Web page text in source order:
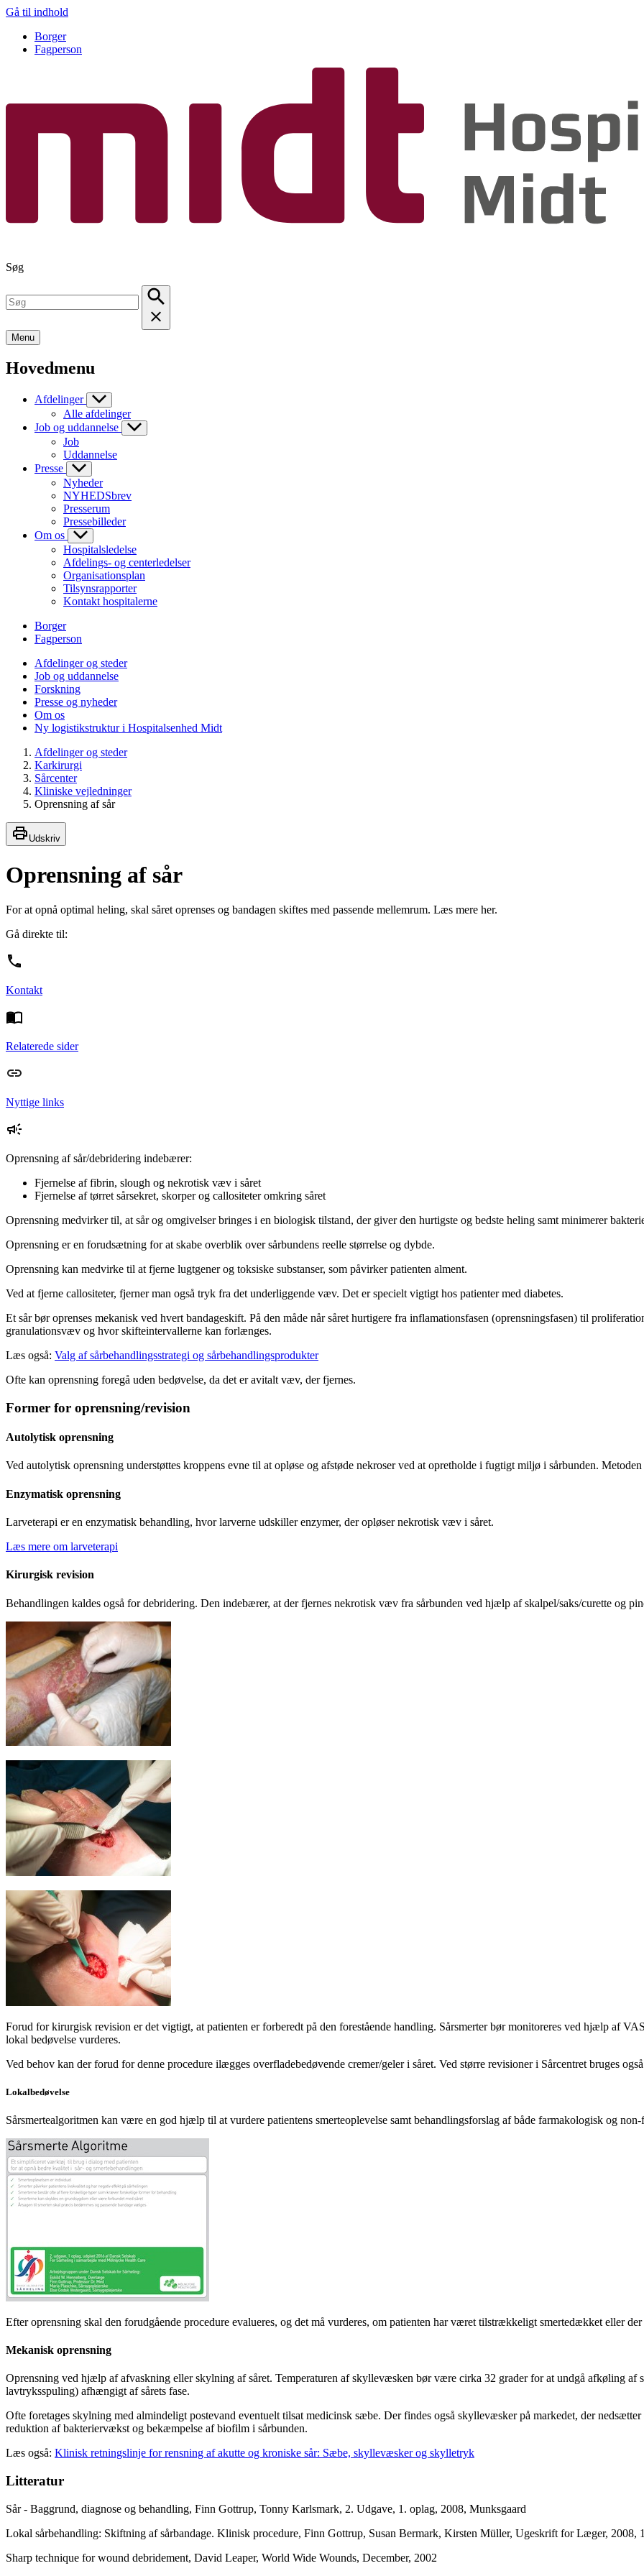
Gå til indhold
Borger
Fagperson
Søg
Menu
Hovedmenu
Afdelinger
Alle afdelinger
Job og uddannelse
Job
Uddannelse
Presse
Nyheder
NYHEDSbrev
Presserum
Pressebilleder
Om os
Hospitalsledelse
Afdelings- og centerledelser
Organisationsplan
Tilsynsrapporter
Kontakt hospitalerne
Borger
Fagperson
Afdelinger og steder
Job og uddannelse
Forskning
Presse og nyheder
Om os
Ny logistikstruktur i Hospitalsenhed Midt
Afdelinger og steder
Karkirurgi
Sårcenter
Kliniske vejledninger
Oprensning af sår
Udskriv
Oprensning af sår
For at opnå optimal heling, skal såret oprenses og bandagen skiftes med passende mellemrum. Læs mere her.
Gå direkte til:
Kontakt
Relaterede sider
Nyttige links
Oprensning af sår/debridering indebærer:
Fjernelse af fibrin, slough og nekrotisk væv i såret
Fjernelse af tørret sårsekret, skorper og callositeter omkring såret
Oprensning medvirker til, at sår og omgivelser bringes i en biologisk tilstand, der giver den hurtigste og bedste heling samt minimerer
Oprensning er en forudsætning for at skabe overblik over sårbundens reelle størrelse og dybde.
Oprensning kan medvirke til at fjerne lugtgener og toksiske substanser, som påvirker patienten alment.
Ved at fjerne callositeter, fjerner man også tryk fra det underliggende væv. Det er specielt vigtigt hos patienter med diabetes.
Et sår bør oprenses mekanisk ved hvert bandageskift. På den måde når såret hurtigere fra inflamationsfasen (oprensningsfasen) til
granulationsvæv og hvor skifteintervallerne kan forlænges.
Læs også: Valg af sårbehandlingsstrategi og sårbehandlingsprodukter
Ofte kan oprensning foregå uden bedøvelse, da det er avitalt væv, der fjernes.
Former for oprensning/revision
Autolytisk oprensning
Ved autolytisk oprensning understøttes kroppens evne til at opløse og afstøde nekroser ved at opretholde i fugtigt miljø i sårbunden.
Enzymatisk oprensning
Larveterapi er en enzymatisk behandling, hvor larverne udskiller enzymer, der opløser nekrotisk væv i såret.
Læs mere om larveterapi
Kirurgisk revision
Behandlingen kaldes også for debridering. Den indebærer, at der fjernes nekrotisk væv fra sårbunden ved hjælp af skalpel/saks/curette og
Forud for kirurgisk revision er det vigtigt, at patienten er forberedt på den forestående handling. Sårsmerter bør monitoreres ved hjælp af
lokal bedøvelse vurderes.
Ved behov kan der forud for denne procedure ilægges overfladebedøvende cremer/geler i såret. Ved større revisioner i Sårcentret bruges
Lokalbedøvelse
Sårsmertealgoritmen kan være en god hjælp til at vurdere patientens smerteoplevelse samt behandlingsforslag af både farmakologisk og
Efter oprensning skal den forudgående procedure evalueres, og det må vurderes, om patienten har været tilstrækkeligt smertedækket eller
Mekanisk oprensning
Oprensning ved hjælp af afvaskning eller skylning af såret. Temperaturen af skyllevæsken bør være cirka 32 grader for at undgå afkøling
lavtryksspuling) afhængigt af sårets fase.
Ofte foretages skylning med almindeligt postevand eventuelt tilsat medicinsk sæbe. Der findes også skyllevæsker på markedet, der
reduktion af bakteriervækst og bekæmpelse af biofilm i sårbunden.
Læs også: Klinisk retningslinje for rensning af akutte og kroniske sår: Sæbe, skyllevæsker og skylletryk
Litteratur
Sår - Baggrund, diagnose og behandling, Finn Gottrup, Tonny Karlsmark, 2. Udgave, 1. oplag, 2008, Munksgaard
Lokal sårbehandling: Skiftning af sårbandage. Klinisk procedure, Finn Gottrup, Susan Bermark, Kirsten Müller, Ugeskrift for Læger, 2008,
Sharp technique for wound debridement, David Leaper, World Wide Wounds, December, 2002